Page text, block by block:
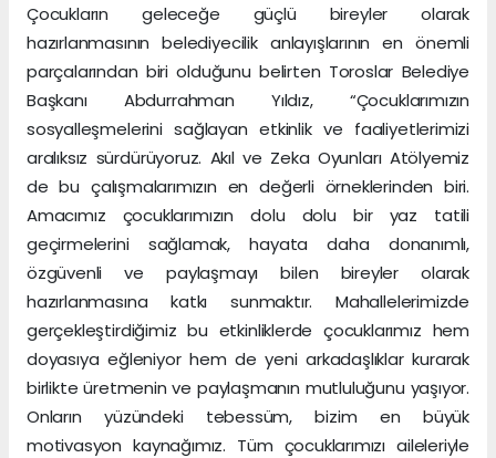
Çocukların geleceğe güçlü bireyler olarak
hazırlanmasının belediyecilik anlayışlarının en önemli
parçalarından biri olduğunu belirten Toroslar Belediye
Başkanı Abdurrahman Yıldız, “Çocuklarımızın
sosyalleşmelerini sağlayan etkinlik ve faaliyetlerimizi
aralıksız sürdürüyoruz. Akıl ve Zeka Oyunları Atölyemiz
de bu çalışmalarımızın en değerli örneklerinden biri.
Amacımız çocuklarımızın dolu dolu bir yaz tatili
geçirmelerini sağlamak, hayata daha donanımlı,
özgüvenli ve paylaşmayı bilen bireyler olarak
hazırlanmasına katkı sunmaktır. Mahallelerimizde
gerçekleştirdiğimiz bu etkinliklerde çocuklarımız hem
doyasıya eğleniyor hem de yeni arkadaşlıklar kurarak
birlikte üretmenin ve paylaşmanın mutluluğunu yaşıyor.
Onların yüzündeki tebessüm, bizim en büyük
motivasyon kaynağımız. Tüm çocuklarımızı aileleriyle